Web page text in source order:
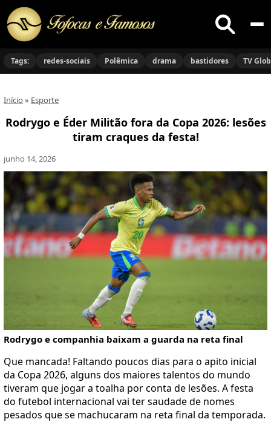
Buscar
no
Tags: redes-sociais Polêmica drama bastidores TV
Início » Esporte
Rodrygo e Éder Militão fora da Copa 2026: lesões
tiram craques da festa!
junho 14, 2026
Rodrygo e companhia baixam a guarda na reta final
Que mancada! Faltando poucos dias para o apito inicial
da Copa 2026, alguns dos maiores talentos do mundo
tiveram que jogar a toalha por conta de lesões. A festa
do futebol internacional vai ter saudade de nomes
pesados que se machucaram na reta final da temporada.